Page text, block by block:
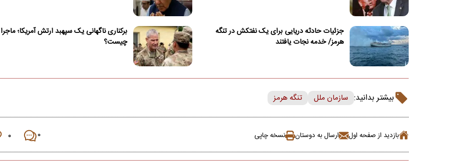
جزئیات حادثه دریایی برای یک نفتکش در تنگه
هرمز/ خدمه نجات یافتند
برکناری ناگهانی یک سپهبد ارتش آمریکا؛ ماجرا
چیست؟
بیشتر بدانید: سازمان ملل تنگه هرمز
بازدید از صفحه اول ارسال به دوستان نسخه چاپی ۰ ۰